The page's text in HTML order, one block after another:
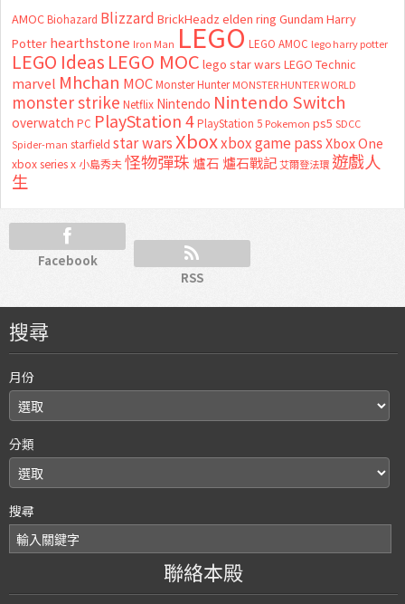
AMOC Biohazard Blizzard BrickHeadz elden ring Gundam Harry
Potter hearthstone Iron Man LEGO LEGO AMOC lego harry potter
LEGO Ideas LEGO MOC lego star wars LEGO Technic
marvel Mhchan MOC Monster Hunter MONSTER HUNTER WORLD
monster strike Netflix Nintendo Nintendo Switch
overwatch PC PlayStation 4 PlayStation 5 Pokemon ps5 SDCC
Spider-man starfield star wars Xboxxbox game passXbox One
xbox series x 小島秀夫怪物彈珠 爐石 爐石戰記艾爾登法環 遊戲人
生
Facebook
RSS
搜尋
月份
分類
搜尋
聯絡本殿